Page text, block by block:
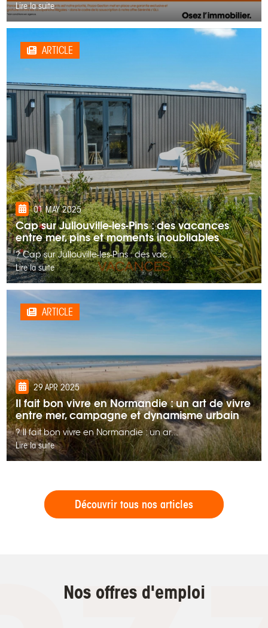
Lire la suite
ARTICLE
01 MAY 2025
Cap sur Jullouville-les-Pins : des vacances
entre mer, pins et moments inoubliables
? Cap sur Jullouville-les-Pins : des vac...
Lire la suite
ARTICLE
29 APR 2025
Il fait bon vivre en Normandie : un art de vivre
entre mer, campagne et dynamisme urbain
? Il fait bon vivre en Normandie : un ar...
Lire la suite
Découvrir tous nos articles
Nos offres d'emploi